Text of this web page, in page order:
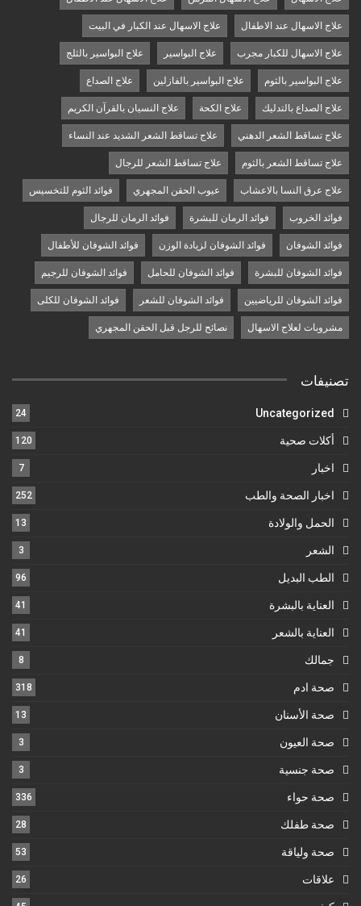
علاج الاسهال عند الاطفال علاج الاسهال عند الكبار في البيت
علاج الاسهال للكبار مجرب علاج البواسير علاج البواسير بالثلج
علاج البواسير بالثوم علاج البواسير بالفازلين علاج الصداع
علاج الصداع بالتدليك علاج الكحة علاج النسيان بالقرآن الكريم
علاج تساقط الشعر الدهني علاج تساقط الشعر الشديد عند النساء
علاج تساقط الشعر بالثوم علاج تساقط الشعر للرجال
علاج عرق النسا بالاعشاب عيوب الحقن المجهري فوائد الثوم للتخسيس
فوائد الخروب فوائد الرمان للبشرة فوائد الرمان للرجال
فوائد الشوفان فوائد الشوفان لزيادة الوزن فوائد الشوفان للأطفال
فوائد الشوفان للبشرة فوائد الشوفان للحامل فوائد الشوفان للرجيم
فوائد الشوفان للرياضيين فوائد الشوفان للشعر فوائد الشوفان للكلى
مشروبات لعلاج الاسهال نصائح للرجل قبل الحقن المجهري
تصنيفات
Uncategorized
24
أكلات صحية 120
اخبار 7
اخبار الصحة والطب 252
الحمل والولادة 13
الشعر 3
الطب البديل 96
العناية بالبشرة 41
العناية بالشعر 41
جمالك 8
صحة ادم 318
صحة الأسنان 13
صحة العيون 3
صحة جنسية 3
صحة حواء 336
صحة طفلك 28
صحة ولياقة 53
علاقات 26